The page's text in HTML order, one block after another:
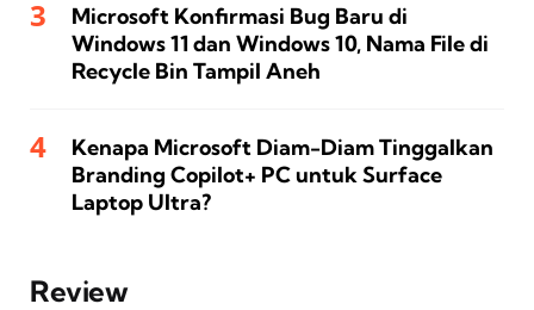
Microsoft Konfirmasi Bug Baru di
Windows 11 dan Windows 10, Nama File di
Recycle Bin Tampil Aneh
Kenapa Microsoft Diam-Diam Tinggalkan
Branding Copilot+ PC untuk Surface
Laptop Ultra?
Review